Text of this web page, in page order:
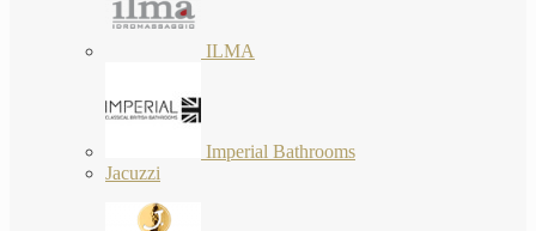
ILMA
Imperial Bathrooms
Jacuzzi